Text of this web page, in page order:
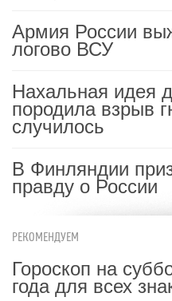
Армия России
логово ВСУ
Нахальная идея
породила взрыв
случилось
В Финляндии
правду о России
РЕКОМЕНДУЕМ
Гороскоп на
года для всех